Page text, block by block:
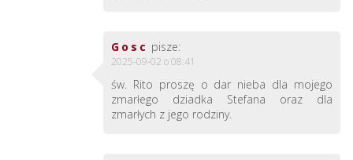
Gosc pisze:
2025-09-02 o 08:41
św. Rito proszę o dar nieba dla mojego
zmarłego dziadka Stefana oraz dla
zmarłych z jego rodziny.